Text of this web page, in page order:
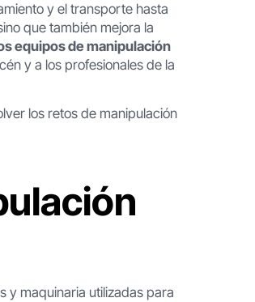
y el transporte hasta
que también mejora la
equipos de manipulación
y a los profesionales de la
los retos de manipulación
y maquinaria utilizadas para